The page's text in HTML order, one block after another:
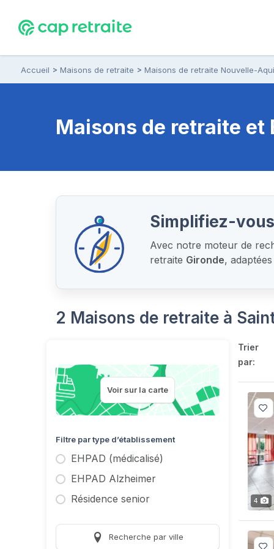
Accueil Maisons de retraite Maisons de retraite Nouvelle-
Maisons de retraite et
Simplifiez-
Avec notre moteur de
retraite Gironde,
2 Maisons de retraite à
Voir sur la carte
Filtre par type d’établissement
EHPAD (médicalisé)
EHPAD Alzheimer
Résidence senior
Recherche par ville
Trier
par:
4